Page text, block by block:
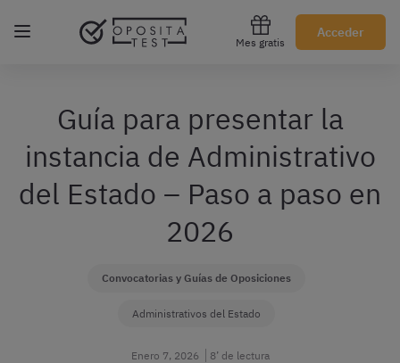
Mes gratis
Acceder
Regístrate gratis
Guía para presentar la
instancia de Administrativo
del Estado – Paso a paso en
2026
Convocatorias y Guías de Oposiciones
Administrativos del Estado
Enero 7, 2026 8’ de lectura